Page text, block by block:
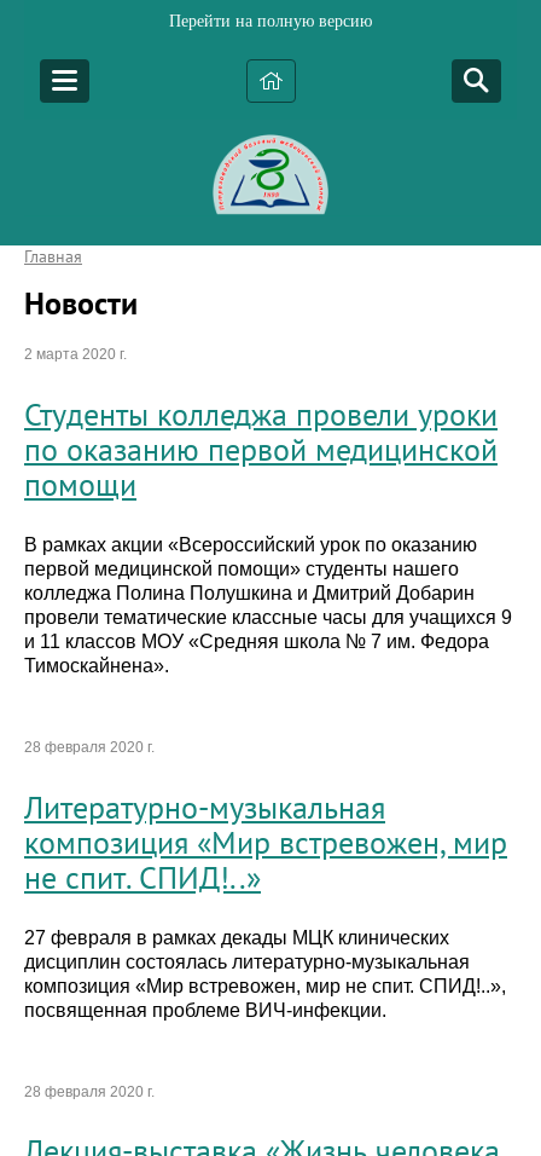
Перейти на полную версию
Главная
Новости
2 марта 2020 г.
Студенты колледжа провели уроки
по оказанию первой медицинской
помощи
В рамках акции «Всероссийский урок по оказанию
первой медицинской помощи» студенты нашего
колледжа Полина Полушкина и Дмитрий Добарин
провели тематические классные часы для учащихся 9
и 11 классов МОУ «Средняя школа № 7 им. Федора
Тимоскайнена».
28 февраля 2020 г.
Литературно-музыкальная
композиция «Мир встревожен, мир
не спит. СПИД!..»
27 февраля в рамках декады МЦК клинических
дисциплин состоялась литературно-музыкальная
композиция «Мир встревожен, мир не спит. СПИД!..»,
посвященная проблеме ВИЧ-инфекции.
28 февраля 2020 г.